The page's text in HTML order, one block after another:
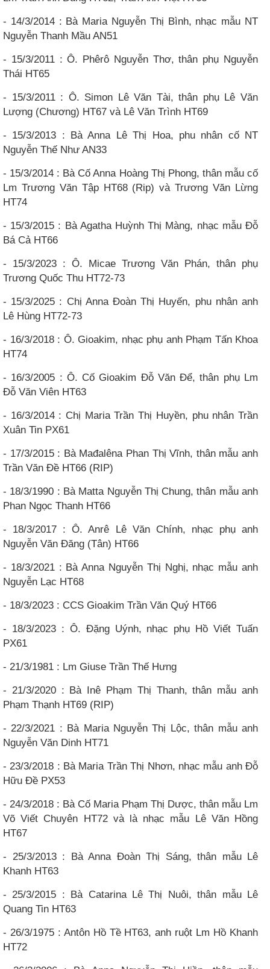
- 14/3/2014 : Bà Maria Nguyễn Thị Bình, nhạc mẫu NT
Nguyễn Thanh Mầu AN51
- 15/3/2011 : Ô. Phêrô Nguyễn Thơ, thân phụ Nguyễn
Thái HT65
- 15/3/2011 : Ô. Simon Lê Văn Tài, thân phụ Lê Văn
Lượng (Chương) HT67 và Lê Văn Trình HT69
- 15/3/2013 : Bà Anna Lê Thị Hoa, phu nhân cố NT
Nguyễn Thế Như AN33
- 15/3/2014 : Bà Cố Anna Hoàng Thị Phong, thân mẫu cố
Lm Trương Văn Tập HT68 (Rip) và Trương Văn Lừng
HT74
- 15/3/2015 : Bà Agatha Huỳnh Thị Màng, nhạc mẫu Đỗ
Bá Cả HT66
- 15/3/2023 : Ô. Micae Trương Văn Phán, thân phụ
Trương Quốc Thu HT72-73
- 15/3/2025 : Chị Anna Đoàn Thị Huyến, phu nhân anh
Lê Hùng HT72-73
- 16/3/2018 : Ô. Gioakim, nhạc phụ anh Phạm Tấn Khoa
HT74
- 16/3/2005 : Ô. Cố Gioakim Đỗ Văn Để, thân phụ Lm
Đỗ Văn Viên HT63
- 16/3/2014 : Chị Maria Trần Thị Huyền, phu nhân Trần
Xuân Tin PX61
- 17/3/2015 : Bà Mađalêna Phan Thị Vĩnh, thân mẫu anh
Trần Văn Đề HT66 (RIP)
- 18/3/1990 : Bà Matta Nguyễn Thị Chung, thân mẫu anh
Phan Ngọc Thanh HT66
- 18/3/2017 : Ô. Anrê Lê Văn Chính, nhạc phụ anh
Nguyễn Văn Đăng (Tân) HT66
- 18/3/2021 : Bà Anna Nguyễn Thị Nghị, nhạc mẫu anh
Nguyễn Lạc HT68
- 18/3/2023 : CCS Gioakim Trần Văn Quý HT66
- 18/3/2023 : Ô. Đặng Uýnh, nhạc phụ Hồ Viết Tuấn
PX61
- 21/3/1981 : Lm Giuse Trần Thế Hưng
- 21/3/2020 : Bà Inê Phạm Thị Thanh, thân mẫu anh
Phạm Thạnh HT69 (RIP)
- 22/3/2021 : Bà Maria Nguyễn Thị Lộc, thân mẫu anh
Nguyễn Văn Dinh HT71
- 23/3/2018 : Bà Maria Trần Thị Nhơn, nhạc mẫu anh Đỗ
Hữu Đề PX53
- 24/3/2018 : Bà Cố Maria Phạm Thị Dược, thân mẫu Lm
Võ Viết Chuyên HT72 và là nhạc mẫu Lê Văn Hồng
HT67
- 25/3/2013 : Bà Anna Đoàn Thị Sáng, thân mẫu Lê
Khanh HT63
- 25/3/2015 : Bà Catarina Lê Thị Nuôi, thân mẫu Lê
Quang Tin HT63
- 26/3/1975 : Antôn Hồ Tề HT63, anh ruột Lm Hồ Khanh
HT72